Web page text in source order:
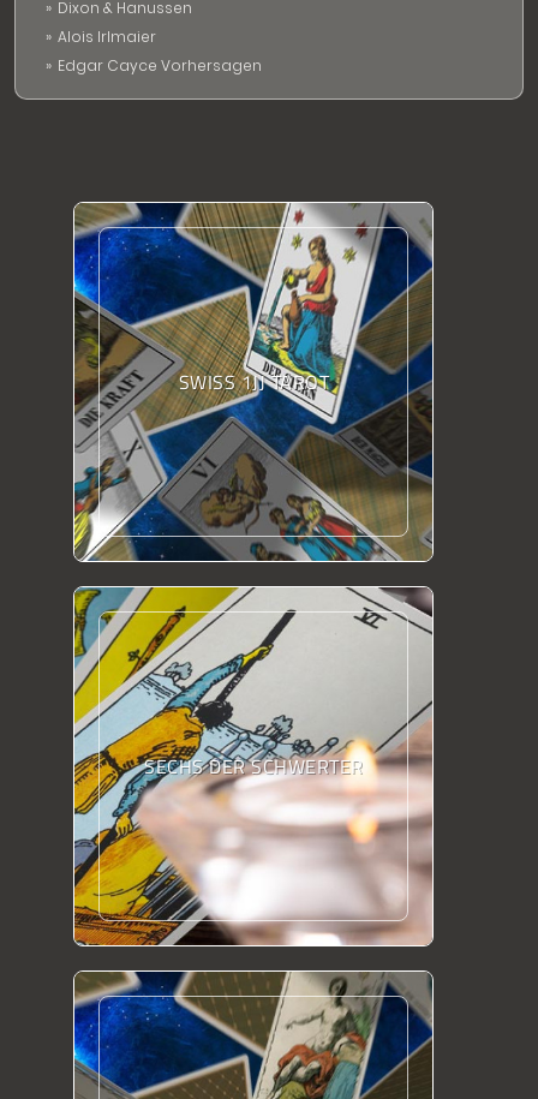
Dixon & Hanussen
Alois Irlmaier
Edgar Cayce Vorhersagen
SWISS 1JJ TAROT
SECHS DER SCHWERTER